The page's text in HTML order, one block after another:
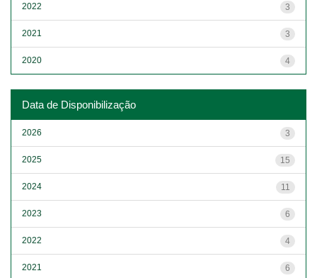
3
2022
3
2021
4
2020
Data de Disponibilização
3
2026
15
2025
11
2024
6
2023
4
2022
6
2021